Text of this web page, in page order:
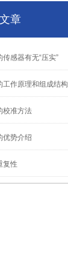
章
感器有无“压实”
工作原理和组成结构
校准方法
优势介绍
复性